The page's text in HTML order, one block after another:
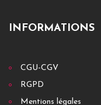
INFORMATIONS
CGU-CGV
RGPD
Mentions légales